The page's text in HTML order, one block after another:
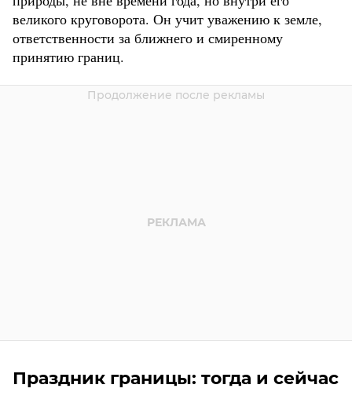
великого круговорота. Он учит уважению к земле,
ответственности за ближнего и смиренному
принятию границ.
Праздник границы: тогда и сейчас